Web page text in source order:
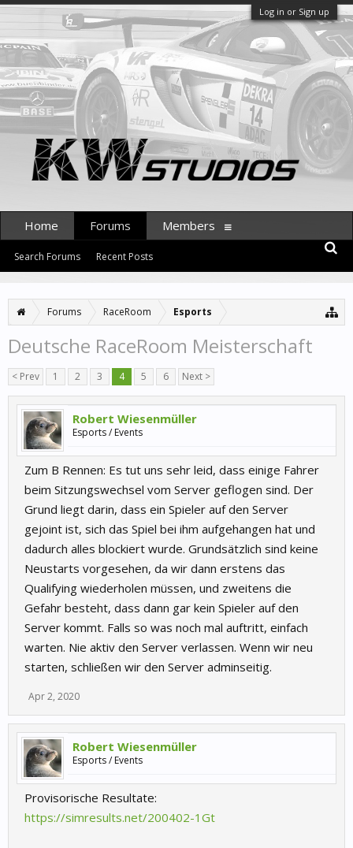
Log in or Sign up
Forums RaceRoom Esports
Deutsche RaceRoom Meisterschaft
< Prev 1 2 3 4 5 6 Next >
Robert Wiesenmüller
Esports / Events
Zum B Rennen: Es tut uns sehr leid, dass einige Fahrer
beim Sitzungswechsel vom Server geflogen sind. Der
Grund liegt darin, dass ein Spieler auf den Server
gejoint ist, sich das Spiel bei ihm aufgehangen hat und
dadurch alles blockiert wurde. Grundsätzlich sind keine
Neustarts vorgesehen, da wir dann erstens das
Qualifying wiederholen müssen, und zweitens die
Gefahr besteht, dass dann gar kein Spieler auf den
Server kommt. Falls so was noch mal auftritt, einfach
warten. Nie aktiv den Server verlassen. Wenn wir neu
starten, schließen wir den Server adminseitig.
Apr 2, 2020
Robert Wiesenmüller
Esports / Events
Provisorische Resultate:
https://simresults.net/200402-1Gt
Home Forums
Search Forums Recent Posts
Members